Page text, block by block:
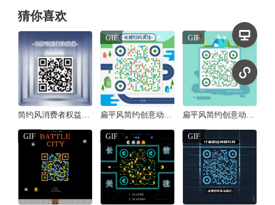
猜你喜欢
GIF GIF
GIF GIF GIF